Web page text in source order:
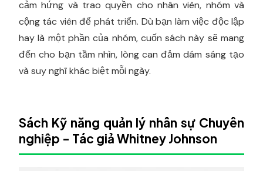
cảm hứng và trao quyền cho nhân viên, nhóm và
cộng tác viên để phát triển. Dù bạn làm việc độc lập
hay là một phần của nhóm, cuốn sách này sẽ mang
đến cho bạn tầm nhìn, lòng can đảm dám sáng tạo
và suy nghĩ khác biệt mỗi ngày.
Sách Kỹ năng quản lý nhân sự Chuyên
nghiệp - Tác giả Whitney Johnson